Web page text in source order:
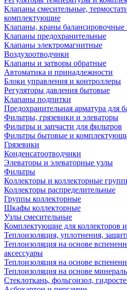
Клапаны смесительные,
комплектующие
Клапаны, краны
Клапаны предохранительные
Клапаны электромагнитные
Воздухоотводчики
Клапаны и затворы обратные
Автоматика и принадлежности
Блоки управления и контроллеры
Регуляторы давления бытовые
Клапаны подпитки
Предохранительная арматура для
Фильтры, грязевики и элеваторы
Фильтры и запчасти для фильтров
Фильтры бытовые и
Грязевики
Конденсатоотводчики
Элеваторы и элеваторные узлы
Фильтры
Коллекторы и коллекторные
Коллекторы распределительные
Группы коллекторные
Шкафы коллекторные
Узлы смесительные
Комплектующие для коллекторов
Теплоизоляция, уплотнения,
Теплоизоляция на основе
аксессуары
Теплоизоляция на основе
Теплоизоляция на основе
Стеклоткань, фольгоизол,